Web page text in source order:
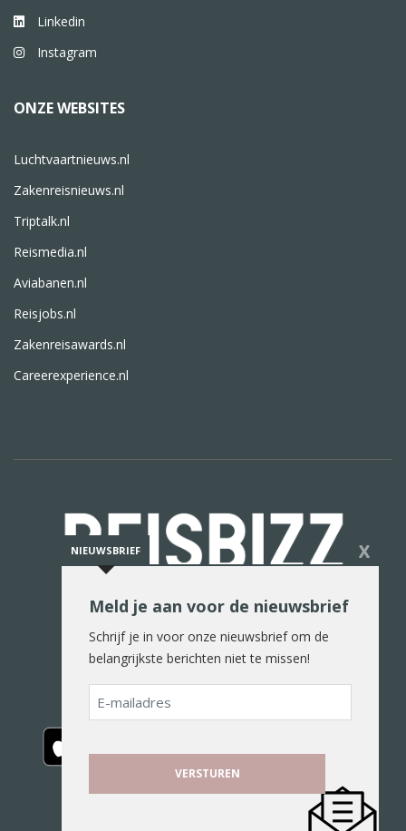
Linkedin
Instagram
ONZE WEBSITES
Luchtvaartnieuws.nl
Zakenreisnieuws.nl
Triptalk.nl
Reismedia.nl
Aviabanen.nl
Reisjobs.nl
Zakenreisawards.nl
Careerexperience.nl
De reiswereld in woord en beeld
NIEUWSBRIEF X
Meld je aan voor de nieuwsbrief
Schrijf je in voor onze nieuwsbrief om de
belangrijkste berichten niet te missen!
E-
mailadres